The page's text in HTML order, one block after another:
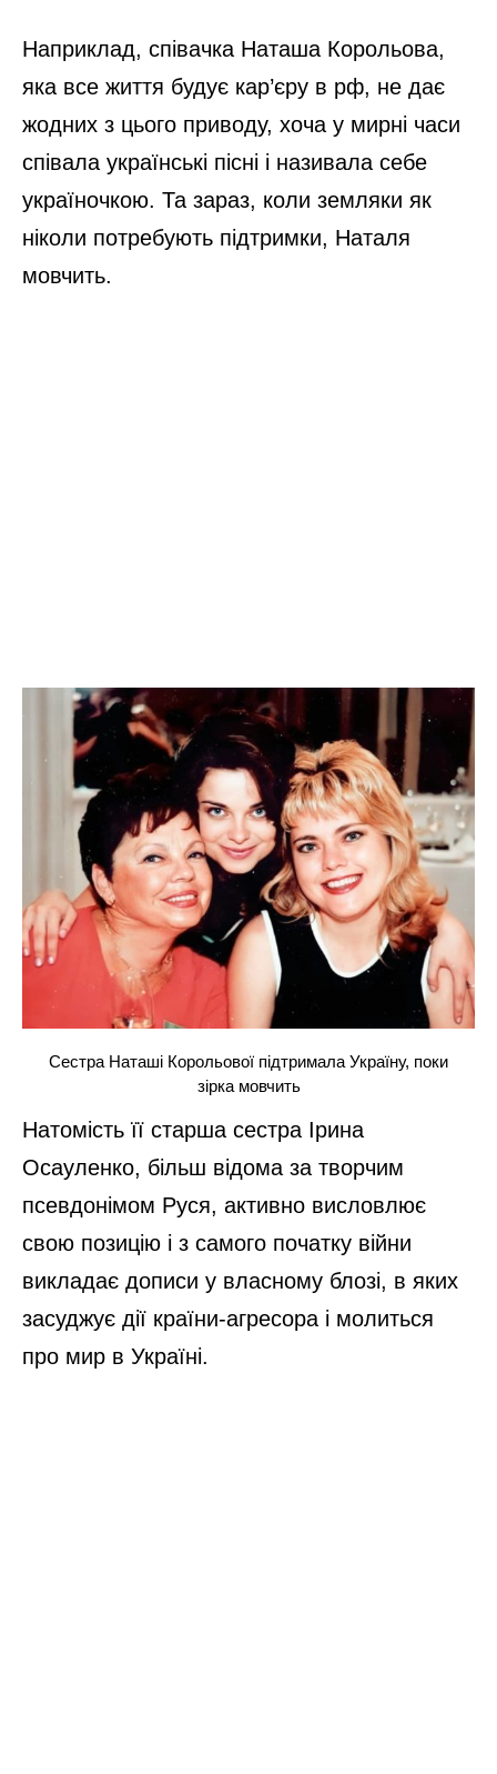
Наприклад, співачка Наташа Корольова,
яка все життя будує кар’єру в рф, не дає
жодних з цього приводу, хоча у мирні часи
співала українські пісні і називала себе
україночкою. Та зараз, коли земляки як
ніколи потребують підтримки, Наталя
мовчить.
Сестра Наташі Корольової підтримала Україну, поки
зірка мовчить
Натомість її старша сестра Ірина
Осауленко, більш відома за творчим
псевдонімом Руся, активно висловлює
свою позицію і з самого початку війни
викладає дописи у власному блозі, в яких
засуджує дії країни-агресора і молиться
про мир в Україні.